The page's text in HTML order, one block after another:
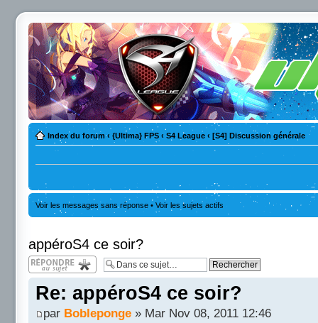
Index du forum ‹ {Ultima} FPS ‹ S4 League ‹ [S4] Discussion générale
Voir les messages sans réponse • Voir les sujets actifs
appéroS4 ce soir?
Répondre
Re: appéroS4 ce soir?
par Bobleponge » Mar Nov 08, 2011 12:46